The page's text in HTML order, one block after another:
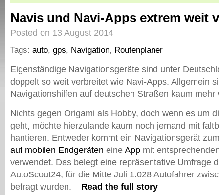
Navis und Navi-Apps extrem weit
Posted on 13 August 2014
Tags: auto, gps, Navigation, Routenplaner
Eigenständige Navigationsgeräte sind unter
doppelt so weit verbreitet wie Navi-Apps. Allgemein
Navigationshilfen auf deutschen Straßen kaum mehr
Nichts gegen Origami als Hobby, doch wenn es um
geht, möchte hierzulande kaum noch jemand mit
hantieren. Entweder kommt ein Navigationsgerät
auf mobilen Endgeräten eine App mit
verwendet. Das belegt eine repräsentative Umfrage
AutoScout24, für die Mitte Juli 1.028 Autofahrer
befragt wurden.
Read the full story